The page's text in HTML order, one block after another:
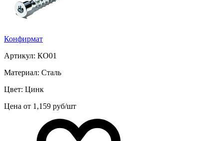
Конфирмат
Артикул: КО01
Материал: Сталь
Цвет: Цинк
Цена от 1,159 руб/шт